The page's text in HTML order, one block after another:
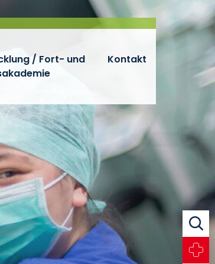
/ Fort- und
Kontakt
Notfall